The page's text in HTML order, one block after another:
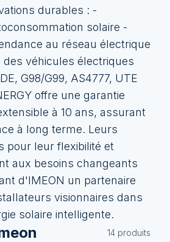
durables : -
solaire -
au réseau électrique
des véhicules électriques
G98/G99, AS4777, UTE
offre une garantie
à 10 ans, assurant
à long terme. Leurs
pour leur flexibilité et
aux besoins changeants
d'IMEON un partenaire
visionnaires dans
solaire intelligente.
14 produits